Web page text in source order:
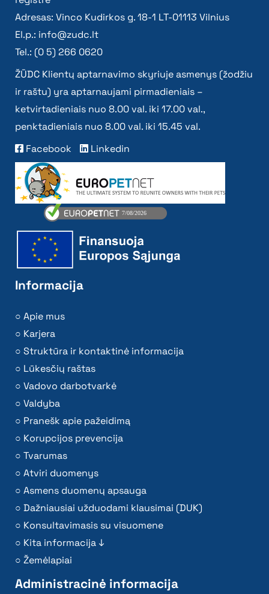
Adresas: Vinco Kudirkos g. 18-1 LT-01113 Vilnius
El.p.: info@zudc.lt
Tel.: (0 5) 266 0620
ŽŪDC Klientų aptarnavimo skyriuje asmenys (žodžiu
ir raštu) yra aptarnaujami pirmadieniais –
ketvirtadieniais nuo 8.00 val. iki 17.00 val.,
penktadieniais nuo 8.00 val. iki 15.45 val.
Facebook
Linkedin
Informacija
Apie mus
Karjera
Struktūra ir kontaktinė informacija
Lūkesčių raštas
Vadovo darbotvarkė
Valdyba
Pranešk apie pažeidimą
Korupcijos prevencija
Tvarumas
Atviri duomenys
Asmens duomenų apsauga
Dažniausiai užduodami klausimai (DUK)
Konsultavimasis su visuomene
Kita informacija ↓
Žemėlapiai
Administracinė informacija